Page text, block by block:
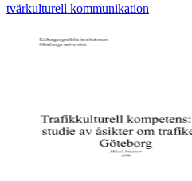
tvärkulturell kommunikation